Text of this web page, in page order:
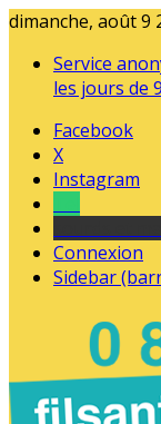
dimanche, août 9
Service
les jours de
Facebook
X
Instagram
Connexion
Sidebar